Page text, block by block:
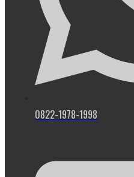
0822-1978-1998